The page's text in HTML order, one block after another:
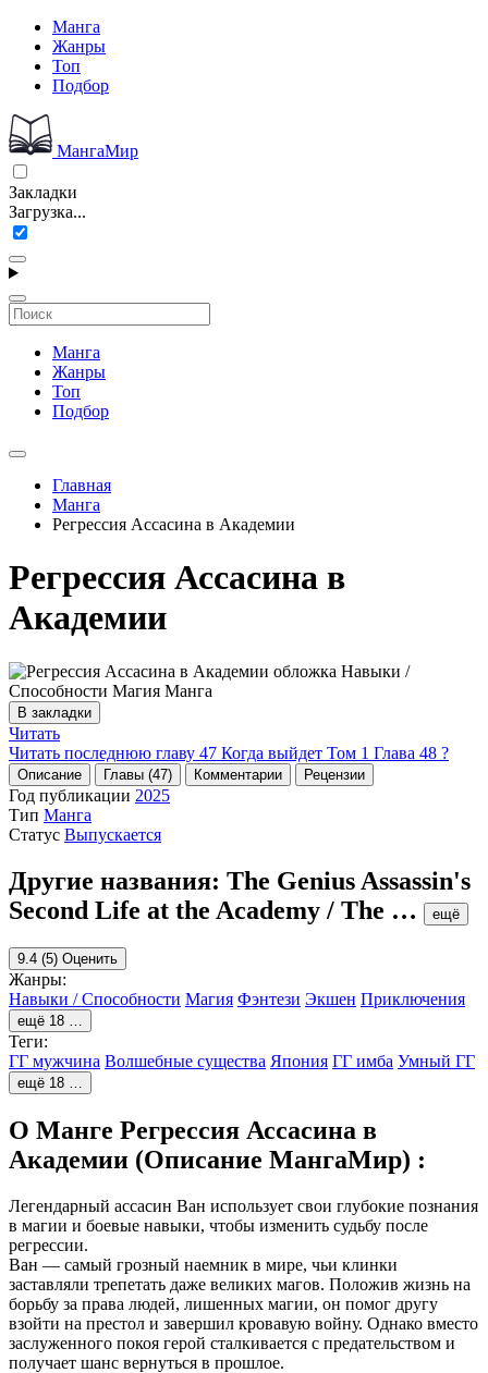
Манга
Жанры
Топ
Подбор
МангаМир
Закладки
Загрузка...
Манга
Жанры
Топ
Подбор
Главная
Манга
Регрессия Ассасина в Академии
Регрессия Ассасина в
Академии
В закладки
Читать
Читать последнюю главу 47 Когда выйдет Том 1 Глава 48 ?
Описание Главы (47) Комментарии Рецензии
Год публикации 2025
Тип Манга
Статус Выпускается
Другие названия: The Genius Assassin's
Second Life at the Academy / The … ещё
9.4 (5) Оценить
Жанры:
Навыки / Способности Магия Фэнтези Экшен Приключения
ещё 18 …
Теги:
ГГ мужчина Волшебные существа Япония ГГ имба Умный ГГ
ещё 18 …
О Манге Регрессия Ассасина в
Академии (Описание МангаМир) :
Легендарный ассасин Ван использует свои глубокие познания
в магии и боевые навыки, чтобы изменить судьбу после
регрессии.
Ван — самый грозный наемник в мире, чьи клинки
заставляли трепетать даже великих магов. Положив жизнь на
борьбу за права людей, лишенных магии, он помог другу
взойти на престол и завершил кровавую войну. Однако вместо
заслуженного покоя герой сталкивается с предательством и
получает шанс вернуться в прошлое.